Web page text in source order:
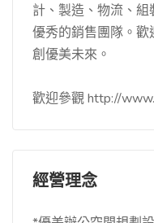
計、製造、物流、
優秀的銷售團隊。
創優美未來。
歡迎參觀 http://
經營理念